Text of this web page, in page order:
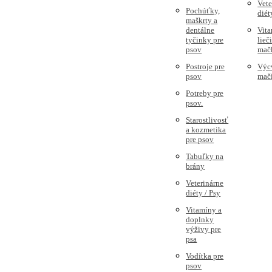
Pochúťky,
maškrty a
dentálne
tyčinky pre
psov
Postroje pre
psov
Potreby pre
psov.
Starostlivosť
a kozmetika
pre psov
Tabuľky na
brány
Veterinárne
diéty / Psy
Vitamíny a
doplnky
výživy pre
psa
Vodítka pre
psov